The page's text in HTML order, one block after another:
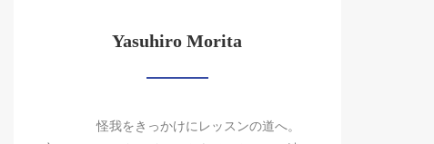
Yasuhiro Morita
怪我をきっかけにレッスンの道へ。